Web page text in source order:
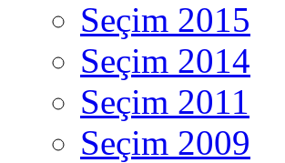
Seçim 2015
Seçim 2014
Seçim 2011
Seçim 2009